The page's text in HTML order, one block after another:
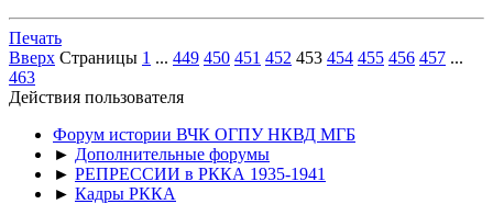
Печать
Вверх Страницы 1 ... 449 450 451 452 453 454 455 456 457 ...
463
Действия пользователя
Форум истории ВЧК ОГПУ НКВД МГБ
► Дополнительные форумы
► РЕПРЕССИИ в РККА 1935-1941
► Кадры РККА